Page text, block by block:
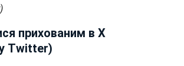
прихованим в X
Twitter)